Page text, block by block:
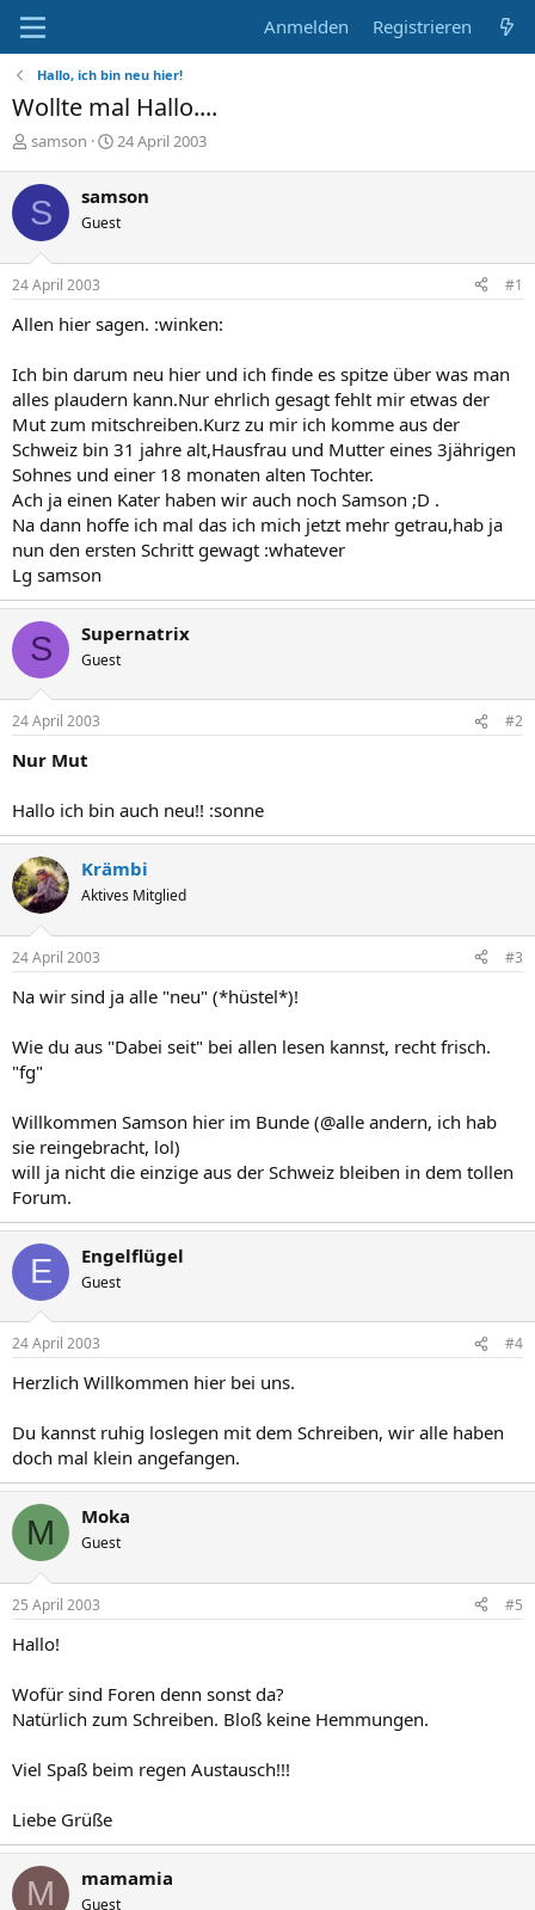
Anmelden Registrieren
Hallo, ich bin neu hier!
Wollte mal Hallo....
E
s
t
e
l
l
e
samson
E
t
e
l
m
24 April 2003
S samson
Guest
24 April 2003 #1
Allen hier sagen. :winken:
Ich bin darum neu hier und ich finde es spitze über was man
alles plaudern kann.Nur ehrlich gesagt fehlt mir etwas der
Mut zum mitschreiben.Kurz zu mir ich komme aus der
Schweiz bin 31 jahre alt,Hausfrau und Mutter eines 3jährigen
Sohnes und einer 18 monaten alten Tochter.
Ach ja einen Kater haben wir auch noch Samson ;D .
Na dann hoffe ich mal das ich mich jetzt mehr getrau,hab ja
nun den ersten Schritt gewagt :whatever
Lg samson
S Supernatrix
Guest
24 April 2003 #2
Nur Mut
Hallo ich bin auch neu!! :sonne
Krämbi
Aktives Mitglied
24 April 2003 #3
Na wir sind ja alle "neu" (*hüstel*)!
Wie du aus "Dabei seit" bei allen lesen kannst, recht frisch.
"fg"
Willkommen Samson hier im Bunde (@alle andern, ich hab
sie reingebracht, lol)
will ja nicht die einzige aus der Schweiz bleiben in dem tollen
Forum.
E Engelflügel
Guest
24 April 2003 #4
Herzlich Willkommen hier bei uns.
Du kannst ruhig loslegen mit dem Schreiben, wir alle haben
doch mal klein angefangen.
M Moka
Guest
25 April 2003 #5
Hallo!
Wofür sind Foren denn sonst da?
Natürlich zum Schreiben. Bloß keine Hemmungen.
Viel Spaß beim regen Austausch!!!
Liebe Grüße
M mamamia
Guest